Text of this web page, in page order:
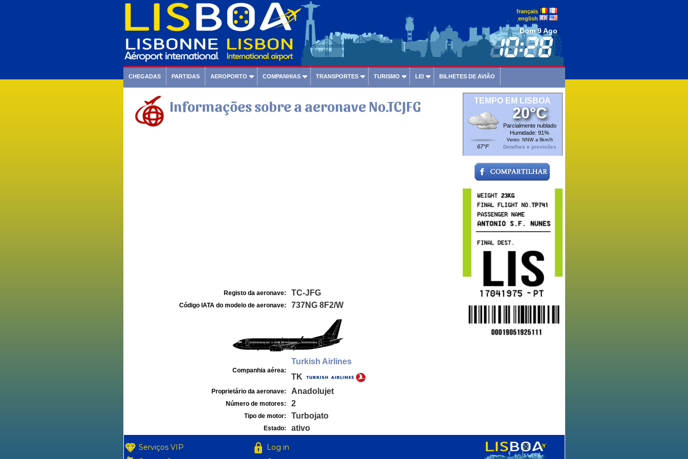
français
english
Dom 9 Ago
CHEGADAS PARTIDAS AEROPORTO COMPANHIAS TRANSPORTES TURISMO LEI BILHETES DE AVIÃO
Informações sobre a aeronave No.TCJFG
Registo da aeronave: TC-JFG
Código IATA do modelo de aeronave: 737NG 8F2/W
Companhia aérea:
Turkish Airlines
TK
Proprietário da aeronave: Anadolujet
Número de motores: 2
Tipo de motor: Turbojato
Estado: ativo
TEMPO EM LISBOA
67°F
20°C
Parcialmente nublado
Humidade: 91%
Vento: NNW a 8km/h
Detalhes e previsões
Serviços VIP
Log in